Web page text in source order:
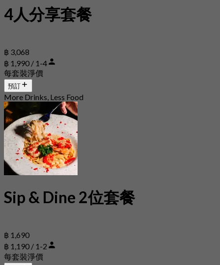
4人分享套餐
฿ 3,068
฿ 1,990 / 1-4
每套裝淨價
預訂
More Drinks, Less Food
Sip & Dine 2位套餐
฿ 1,690
฿ 1,190 / 1-2
每套裝淨價